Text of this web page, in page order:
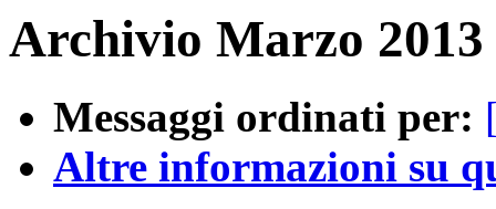
Archivio Marzo
Messaggi ordinati per:
Altre informazioni su